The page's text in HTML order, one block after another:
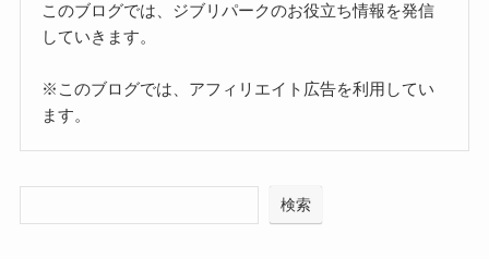
このブログでは、ジブリパークのお役立ち情報を発信
していきます。
※このブログでは、アフィリエイト広告を利用してい
ます。
検索